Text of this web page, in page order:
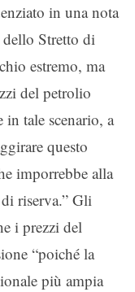
in una nota
Stretto di
estremo, ma
del petrolio
tale scenario, a
questo
imporrebbe alla
riserva.” Gli
i prezzi del
“poiché la
più ampia